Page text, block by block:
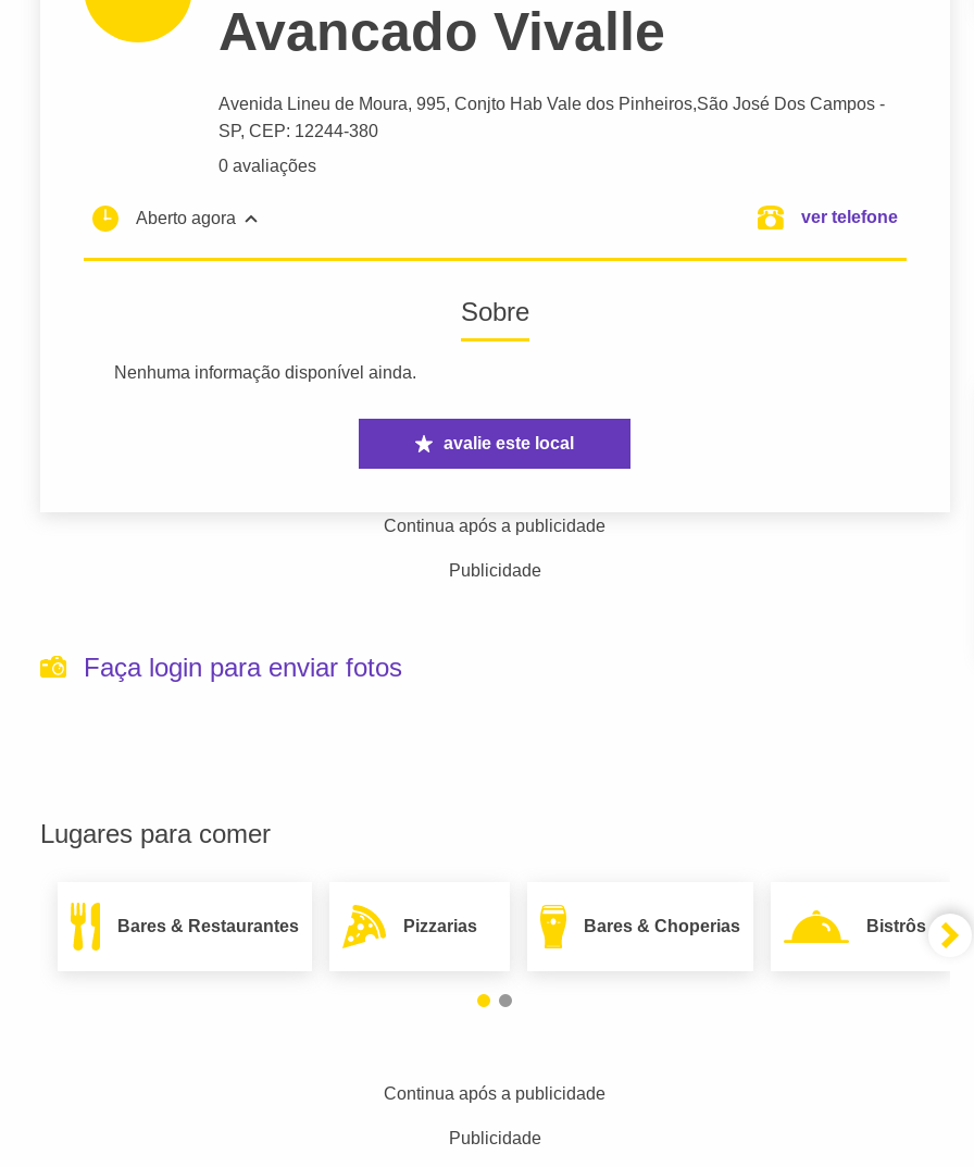
Avancado Vivalle
Avenida Lineu de Moura, 995, Conjto Hab Vale dos Pinheiros,São José Dos Campos -
SP, CEP: 12244-380
0 avaliações
Aberto agora ver telefone
Sobre
Nenhuma informação disponível ainda.
avalie este local
Continua após a publicidade
Publicidade
Faça login para enviar fotos
Lugares para comer
Bares & Restaurantes Pizzarias Bares & Choperias Bistrôs
Continua após a publicidade
Publicidade